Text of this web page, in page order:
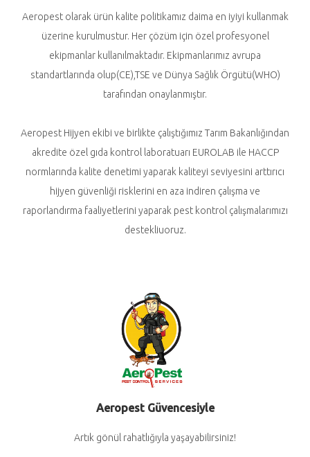
Aeropest olarak ürün kalite politikamız daima en iyiyi kullanmak
üzerine kurulmustur. Her çözüm için özel profesyonel
ekipmanlar kullanılmaktadır. Ekipmanlarımız avrupa
standartlarında olup(CE),TSE ve Dünya Sağlık Örgütü(WHO)
tarafından onaylanmıştır.
Aeropest Hijyen ekibi ve birlikte çalıştığımız Tarım Bakanlığından
akredite özel gıda kontrol laboratuarı EUROLAB ile HACCP
normlarında kalite denetimi yaparak kaliteyi seviyesini arttırıcı
hijyen güvenliği risklerini en aza indiren çalışma ve
raporlandırma faaliyetlerini yaparak pest kontrol çalışmalarımızı
destekliuoruz.
Aeropest Güvencesiyle
Artık gönül rahatlığıyla yaşayabilirsiniz!